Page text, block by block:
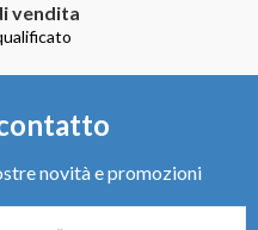
vendita
novità e promozioni